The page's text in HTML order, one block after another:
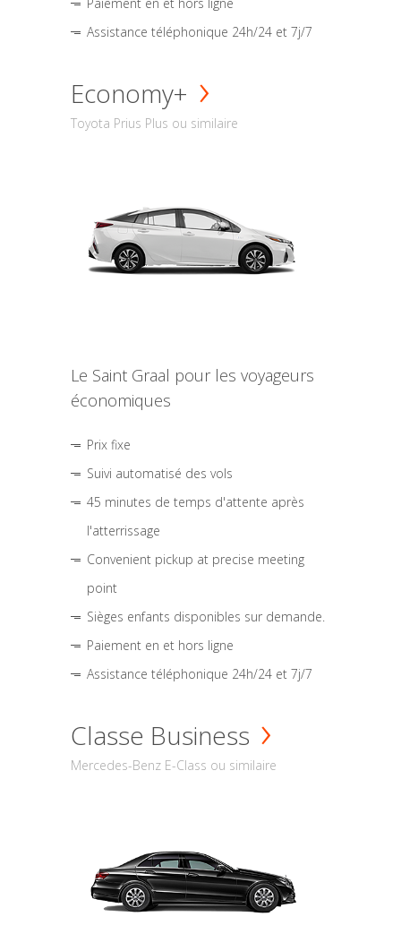
Assistance téléphonique 24h/24 et 7j/7
Economy+
Toyota Prius Plus ou similaire
Le Saint Graal pour les voyageurs
économiques
Prix fixe
Suivi automatisé des vols
45 minutes de temps d'attente après
l'atterrissage
Convenient pickup at precise meeting
point
Sièges enfants disponibles sur demande.
Paiement en et hors ligne
Assistance téléphonique 24h/24 et 7j/7
Classe Business
Mercedes-Benz E-Class ou similaire